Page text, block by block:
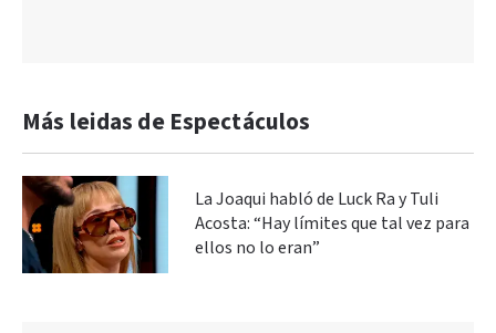
Más leidas de Espectáculos
La Joaqui habló de Luck Ra y Tuli
Acosta: “Hay límites que tal vez para
ellos no lo eran”